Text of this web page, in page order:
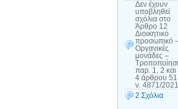
Δεν έχουν
υποβληθεί
σχόλια στο
Άρθρο 12
Διοικητικό
προσωπικό
Οργανικές
μονάδες –
παρ. 1, 2 και
4 άρθρου 51
ν. 4871/2021
2 Σχόλια